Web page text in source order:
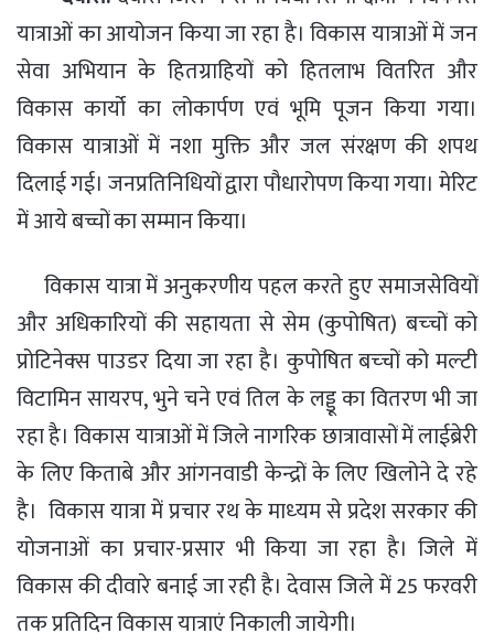
यात्राओं का आयोजन किया जा रहा है।विकास यात्राओं मेंजन
सेवा अभियान के हितग्राहियों को हितलाभ वितरित और
विकास कार्यो का लोकार्पण एवं भूमि पूजन किया गया।
विकास यात्राओं में नशा मुक्ति और जल संरक्षण की शपथ
दिलाई गई। जनप्रतिनिधियों द्वारापौधारोपणकिया गया।मेरिट
मेंआयेबच्चों का सम्मान किया।
विकास यात्रा में अनुकरणीय पहल करते हुए समाजसेवियों
और अधिकारियों की सहायता से सेम (कुपोषित) बच्‍चों को
प्रोटिनेक्‍स पाउडर दिया जा रहा है। कुपोषित बच्‍चों को मल्‍टी
विटामिन सायरप,भुने चने एवं तिल के लड्डू का वितरण भी जा
रहा है।विकास यात्राओं में जिले नागरिक छात्रावासों में लाईब्रेरी
के लिए किताबे और आंगनवाडी केन्‍द्रों के लिए खिलोने दे रहे
है। विकास यात्रा में प्रचार रथ के माध्‍यम से प्रदेश सरकार की
योजनाओं का प्रचार-प्रसार भीकिया जा रहा है।जिले में
विकास की दीवारे बनाई जा रही है।देवास जिले में 25 फरवरी
तक प्रतिदिन विकास यात्राएं निकालीजायेगी।